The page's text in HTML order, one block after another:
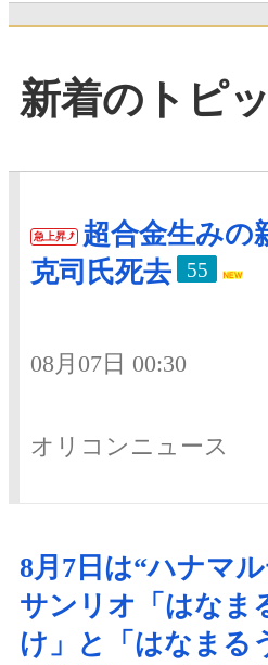
新着のトピ
急上昇
超合金生みの
克司氏死去
55
08月07日 00:30
オリコンニュース
8月7日は“ハナマル
サンリオ「はなま
け」と「はなまる